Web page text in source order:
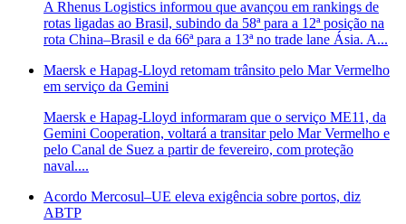
A Rhenus Logistics informou que avançou em rankings de
rotas ligadas ao Brasil, subindo da 58ª para a 12ª posição na
rota China–Brasil e da 66ª para a 13ª no trade lane Ásia. A...
Maersk e Hapag-Lloyd retomam trânsito pelo Mar Vermelho
em serviço da Gemini
Maersk e Hapag-Lloyd informaram que o serviço ME11, da
Gemini Cooperation, voltará a transitar pelo Mar Vermelho e
pelo Canal de Suez a partir de fevereiro, com proteção
naval....
Acordo Mercosul–UE eleva exigência sobre portos, diz
ABTP